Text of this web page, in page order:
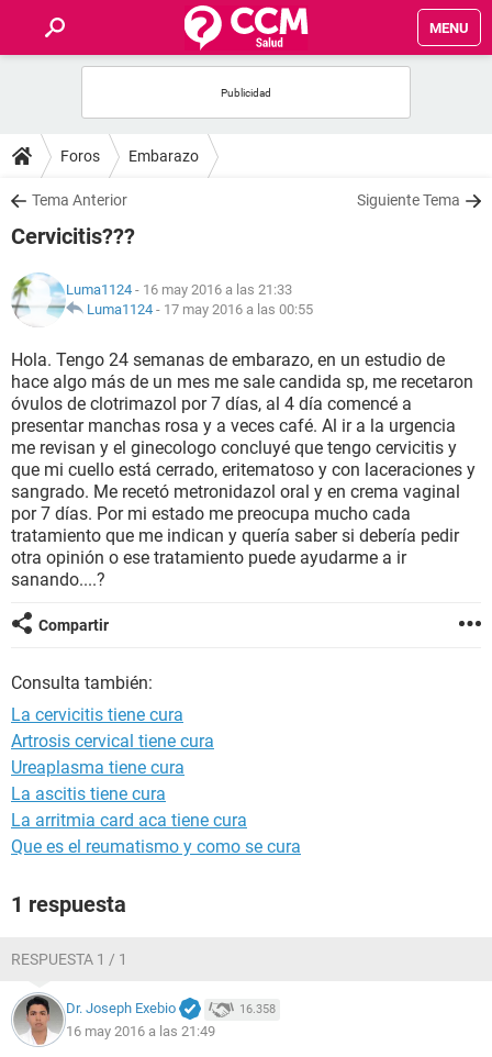
MENU
FOROS
SALUD
NUTRICIÓN
BIENESTAR
SEXUALIDAD
GLOSARIO
Foros Embarazo
Tema Anterior Siguiente Tema
Cervicitis???
Luma1124 - 16 may 2016 a las 21:33
Luma1124 - 17 may 2016 a las 00:55
Hola. Tengo 24 semanas de embarazo, en un estudio de
hace algo más de un mes me sale candida sp, me recetaron
óvulos de clotrimazol por 7 días, al 4 día comencé a
presentar manchas rosa y a veces café. Al ir a la urgencia
me revisan y el ginecologo concluyé que tengo cervicitis y
que mi cuello está cerrado, eritematoso y con laceraciones y
sangrado. Me recetó metronidazol oral y en crema vaginal
por 7 días. Por mi estado me preocupa mucho cada
tratamiento que me indican y quería saber si debería pedir
otra opinión o ese tratamiento puede ayudarme a ir
sanando....?
Compartir
Consulta también:
La cervicitis tiene cura
Artrosis cervical tiene cura
Ureaplasma tiene cura
La ascitis tiene cura
La arritmia card aca tiene cura
Que es el reumatismo y como se cura
1 respuesta
RESPUESTA 1 / 1
Dr. Joseph Exebio 16.358
16 may 2016 a las 21:49